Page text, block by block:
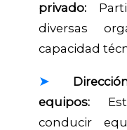
privado:
diversas
capacidad
➤
equipos:
conducir